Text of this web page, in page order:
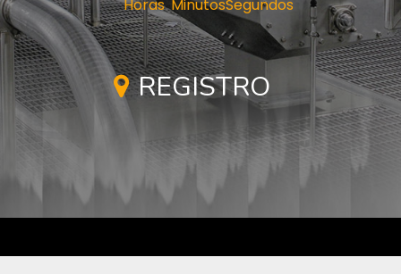
Horas MinutosSegundos
REGISTRO